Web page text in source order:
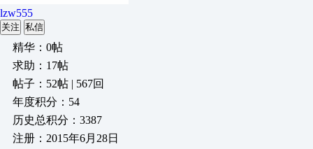
lzw555
关注 私信
精华：0帖
求助：17帖
帖子：52帖 | 567回
年度积分：54
历史总积分：3387
注册：2015年6月28日